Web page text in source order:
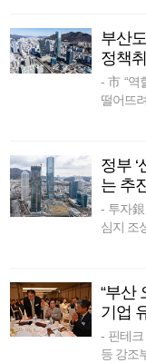
부산
정책
- 市 “역
떨어뜨
정부
는 추
- 투자
심지 조
“부산
기업
- 핀테
등 강조